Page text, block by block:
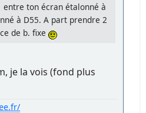
ton écran étalonné à
à D55. A part prendre 2
de b. fixe
je la vois (fond plus